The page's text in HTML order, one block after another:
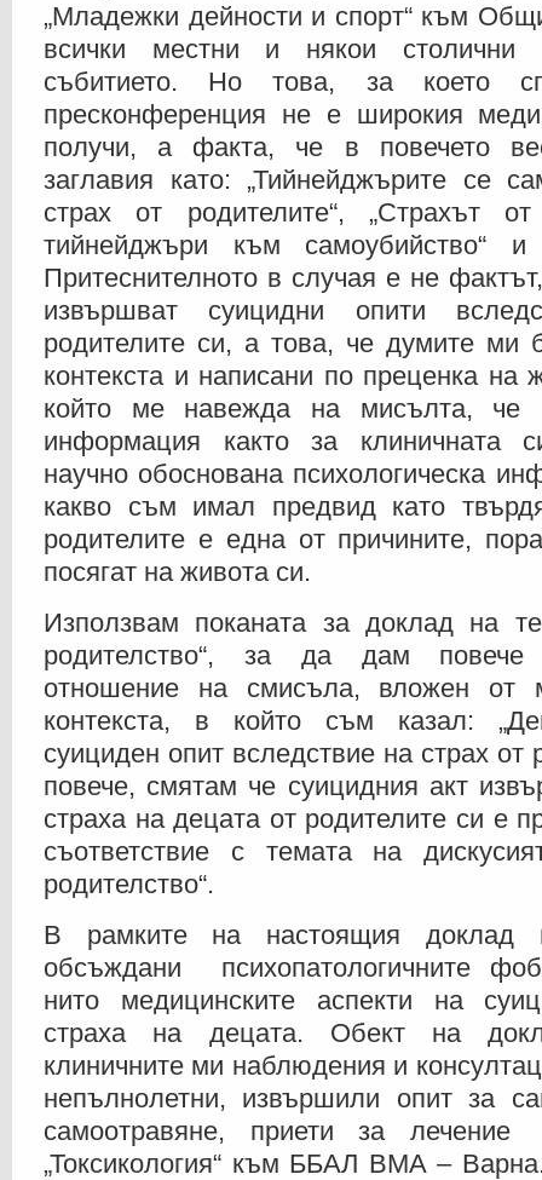
„Младежки дейности и спорт“ към
всички местни и някои столични
събитието. Но това, за което
пресконференция не е широкия
получи, а факта, че в повечето
заглавия като: „Тийнейджърите се
страх от родителите“, „Страхът
тийнейджъри към самоубийство“
Притеснителното в случая е не
извършват суицидни опити
родителите си, а това, че думите ми
контекста и написани по преценка на
който ме навежда на мисълта, че
информация както за клиничната
научно обоснована психологическа
какво съм имал предвид като
родителите е една от причините,
посягат на живота си.
Използвам поканата за доклад на
родителство“, за да дам повече
отношение на смисъла, вложен от
контекста, в който съм казал:
суициден опит вследствие на страх от
повече, смятам че суицидния акт
страха на децата от родителите си е
съответствие с темата на
родителство“.
В рамките на настоящия доклад
обсъждани психопатологичните
нито медицинските аспекти на
страха на децата. Обект на
клиничните ми наблюдения и
непълнолетни, извършили опит за
самоотравяне, приети за
„Токсикология“ към ББАЛ ВМА –